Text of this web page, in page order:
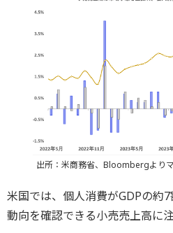
出所：米商務省、Bloombergより
米国では、個人消費がGDPの約
動向を確認できる小売売上高に